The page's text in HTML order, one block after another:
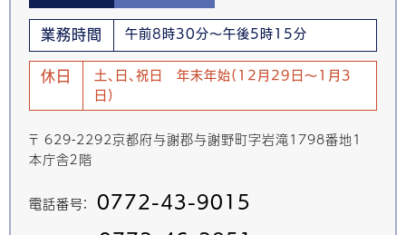
業務時間 午前8時30分～午後5時15分
休日
土、日、祝日 年末年始(12月29日～1月3
日)
〒 629-2292京都府与謝郡与謝野町字岩滝1798番地1
本庁舎２階
電話番号： 0772-43-9015